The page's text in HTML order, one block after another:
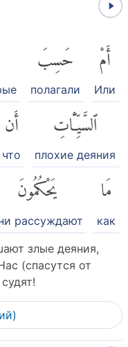
أَمْ
Или
حَسِبَ
полагали
ٱلسَّيِّـَٔاتِ
плохие деяния
أَن
что
مَا
как
يَحْكُمُونَ
рассуждают
злые деяния,
(спасутся от